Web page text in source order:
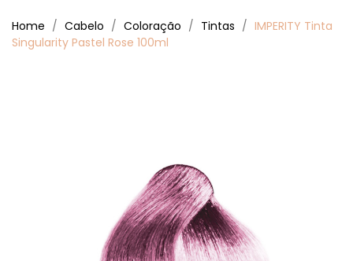
Home Cabelo Coloração Tintas
IMPERITY Tinta
Singularity Pastel Rose 100ml